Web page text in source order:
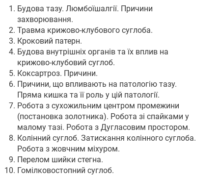
Будова тазу. Люмбоїшалгії. Причини
захворювання.
Травма крижово-клубового суглоба.
Кроковий патерн.
Будова внутрішніх органів та їх вплив на
крижово-клубовий суглоб.
Коксартроз. Причини.
Причини, що впливають на патологію тазу.
Пряма кишка та її роль у цій патології.
Робота з сухожильним центром промежини
(постановка золотника). Робота зі спайками у
малому тазі. Робота з Дугласовим простором.
Колінний суглоб. Затискання колінного суглоба.
Робота з жовчним міхуром.
Перелом шийки стегна.
Гомілковостопний суглоб.